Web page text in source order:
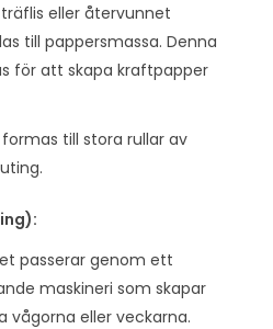
eller återvunnet
till pappersmassa. Denna
för att skapa kraftpapper
till stora rullar av
passerar genom ett
maskineri som skapar
vågorna eller veckarna.